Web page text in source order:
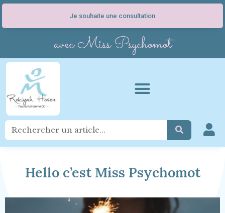
Je souhaite une consultation
avec Miss Psychomot
Hello c’est Miss Psychomot